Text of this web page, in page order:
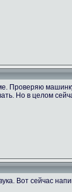
Проверяю
Но в целом
Вот сейчас